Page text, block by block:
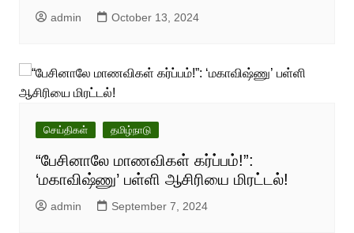
admin October 13, 2024
செய்திகள் தமிழ்நாடு
“பேசினாலே மாணவிகள் கர்ப்பம்!”:
‘மகாவிஷ்ணு’ பள்ளி ஆசிரியை மிரட்டல்!
admin September 7, 2024